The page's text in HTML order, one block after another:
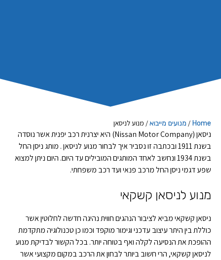
Home
/ מנועים מייבוא/ מנוע לניסאן
ניסאן (Nissan Motor Company) היא יצרנית רכב יפנית אשר נוסדה
בשנת 1911 ובכתבה זו נסביר איך לבחור מנוע לניסאן . מותג ניסן החל
בשנת 1934 ונחשב לאחד המותגים המובילים עד היום. היום ניתן למצוא
שפע דגמי ניסן החל מרכב פנאי ועד רכב משפחתי.
מנוע לניסאן קשקאי
ניסאן קשקאי מביא לציבור הנהגים חווית נהיגה חדשה לחלוטין אשר
כוללת בין היתר עיצוב עדכני וגימור מוקפד וכמו כן טכנולוגיה מתקדמת
ההופכת את הנסיעה לקלה ואף בטוחה יותר. בכל הקשור לבדיקת מנוע
לניסאן קשקאי, הרי חשוב ביותר לבחון את הרכב במקום מקצועי אשר